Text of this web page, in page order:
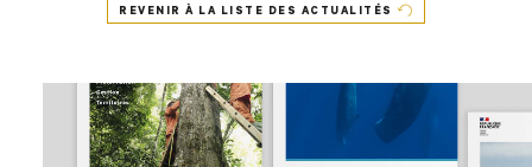
REVENIR À LA LISTE DES ACTUALITÉS